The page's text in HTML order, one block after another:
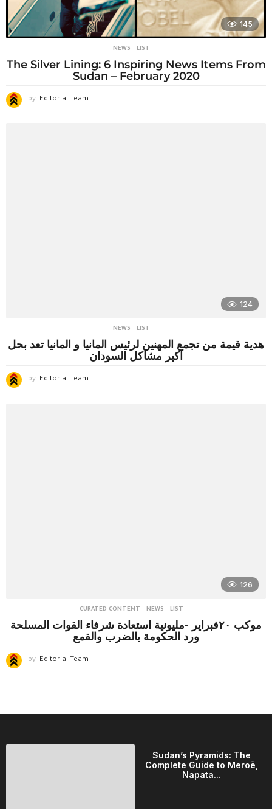
145
NEWS LIST
The Silver Lining: 6 Inspiring News Items From
Sudan – February 2020
by Editorial Team
124
NEWS LIST
هدية قيمة من تجمع المهنين لرئيس المانيا و المانيا تعد بحل
اكبر مشاكل السودان
by Editorial Team
126
CURATED CONTENT ,NEWS LIST
موكب ٢٠فبراير -مليونية استعادة شرفاء القوات المسلحة
ورد الحكومة بالضرب والقمع
by Editorial Team
Sudan’s Pyramids: The
Complete Guide to Meroë,
Napata...